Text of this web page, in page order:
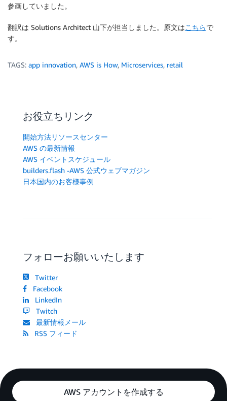
参画していました。
翻訳は Solutions Architect 山下が担当しました。原文はこちらで
す。
TAGS: app innovation, AWS is How, Microservices, retail
お役立ちリンク
開始方法リソースセンター
AWS の最新情報
AWS イベントスケジュール
builders.flash -AWS 公式ウェブマガジン
日本国内のお客様事例
フォローお願いいたします
Twitter
Facebook
LinkedIn
Twitch
最新情報メール
RSS フィード
AWS アカウントを作成する